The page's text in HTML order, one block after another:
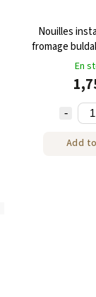
Nouilles
fromage
goût de
En
Add